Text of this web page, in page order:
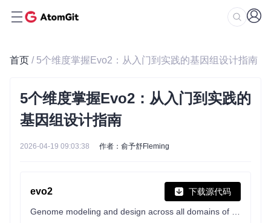
首页 / 5个维度掌握Evo2：从入门到实践的基因组设计指南
5个维度掌握Evo2：从入门到实践的
基因组设计指南
2026-04-19 09:03:38 作者：俞予舒Fleming
evo2 下载源代码